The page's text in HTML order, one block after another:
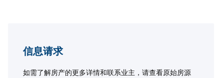
信息请求
如需了解房产的更多详情和联系业主，请查看原始房源